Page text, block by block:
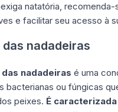
natatória,
e facilitar seu acesso à
das nadadeiras
nadadeiras é uma
bacterianas ou fúngicas
peixes. É